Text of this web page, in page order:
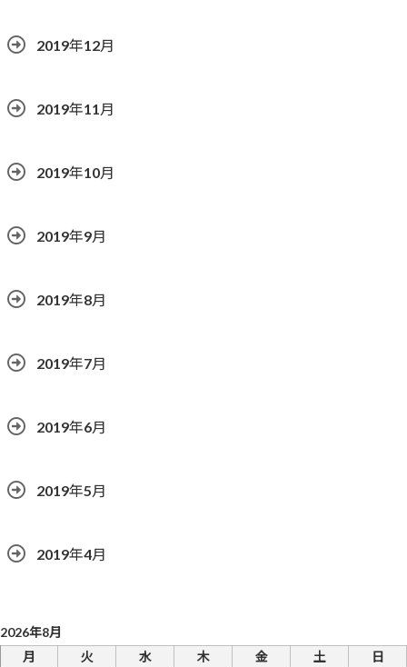
2019年12月
2019年11月
2019年10月
2019年9月
2019年8月
2019年7月
2019年6月
2019年5月
2019年4月
2026年8月
月
火 水 木 金 土 日